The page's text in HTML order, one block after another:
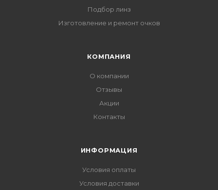
Подбор линз
Изготовление и ремонт очков
КОМПАНИЯ
О компании
Отзывы
Акции
Контакты
ИНФОРМАЦИЯ
Условия оплаты
Условия доставки